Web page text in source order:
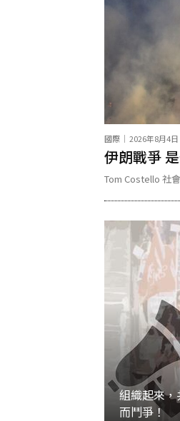
國際 2026年8月4日
伊朗戰爭
Tom Costello 社
組織起來
而鬥爭！